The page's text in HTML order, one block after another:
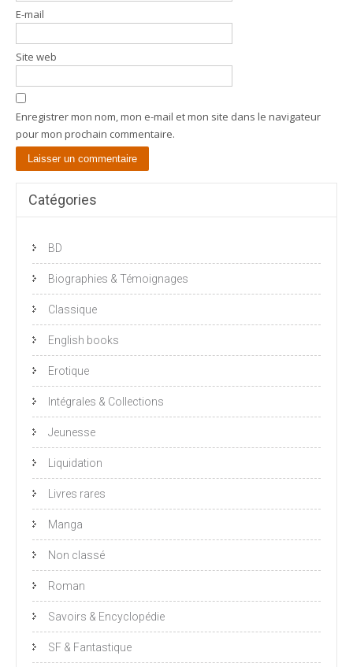
E-mail
Site web
Enregistrer mon nom, mon e-mail et mon site dans le navigateur
pour mon prochain commentaire.
Catégories
BD
Biographies & Témoignages
Classique
English books
Erotique
Intégrales & Collections
Jeunesse
Liquidation
Livres rares
Manga
Non classé
Roman
Savoirs & Encyclopédie
SF & Fantastique